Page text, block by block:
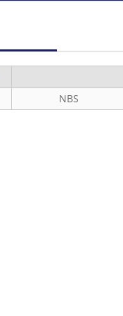
NBS